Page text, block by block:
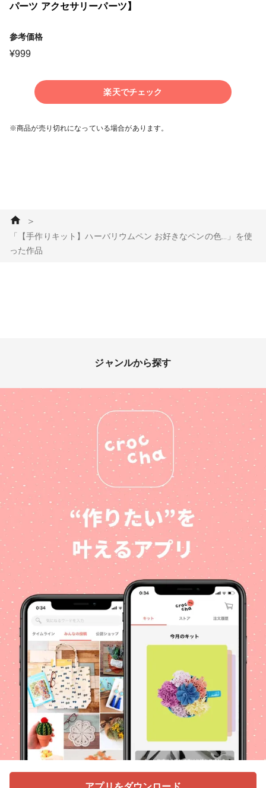
パーツ アクセサリーパーツ】
参考価格
¥999
楽天でチェック
※商品が売り切れになっている場合があります。
＞
「【手作りキット】ハーバリウムペン お好きなペンの色...」を使
った作品
ジャンルから探す